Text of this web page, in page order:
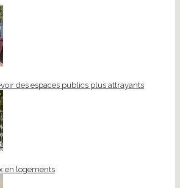
des espaces publics plus attrayants
en logements